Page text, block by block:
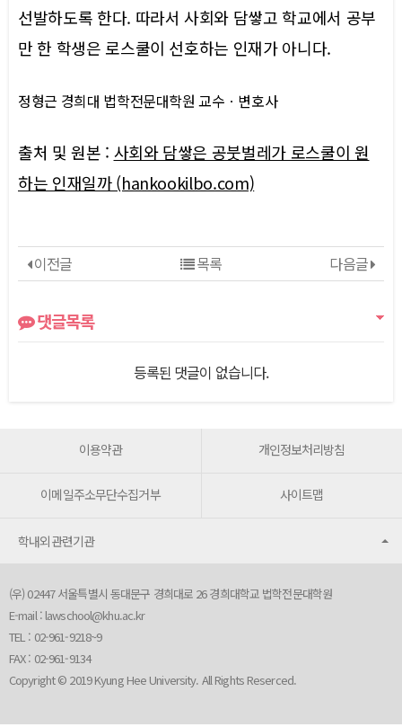
선발하도록 한다. 따라서 사회와 담쌓고 학교에서 공부
만 한 학생은 로스쿨이 선호하는 인재가 아니다.
정형근 경희대 법학전문대학원 교수ㆍ변호사
출처 및 원본 : 사회와 담쌓은 공붓벌레가 로스쿨이 원
하는 인재일까 (hankookilbo.com)
이전글 다음글
목록
댓글목록
등록된 댓글이 없습니다.
이용약관 개인정보처리방침
이메일주소무단수집거부 사이트맵
학내외관련기관
(우) 02447 서울특별시 동대문구 경희대로 26 경희대학교 법학전문대학원
E-mail : lawschool@khu.ac.kr
TEL : 02-961-9218~9
FAX : 02-961-9134
Copyright © 2019 Kyung Hee University. All Rights Reserced.